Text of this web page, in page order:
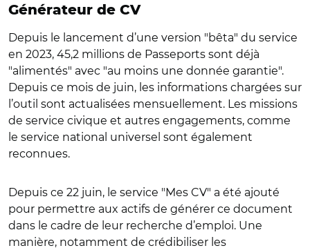
Générateur de CV
Depuis le lancement d’une version "bêta" du service
en 2023, 45,2 millions de Passeports sont déjà
"alimentés" avec "au moins une donnée garantie".
Depuis ce mois de juin, les informations chargées sur
l’outil sont actualisées mensuellement. Les missions
de service civique et autres engagements, comme
le service national universel sont également
reconnues.
Depuis ce 22 juin, le service "Mes CV" a été ajouté
pour permettre aux actifs de générer ce document
dans le cadre de leur recherche d’emploi. Une
manière, notamment de crédibiliser les